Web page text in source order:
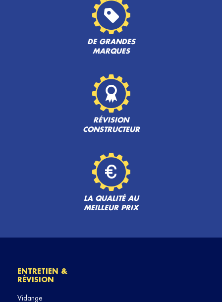
DE GRANDES
MARQUES
RÉVISION
CONSTRUCTEUR
LA QUALITÉ AU
MEILLEUR PRIX
ENTRETIEN &
RÉVISION
Vidange